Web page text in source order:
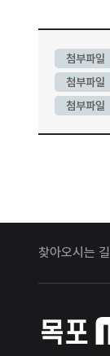
첨부파일
첨부파일
첨부파일
찾아오시는 길
목포MBC